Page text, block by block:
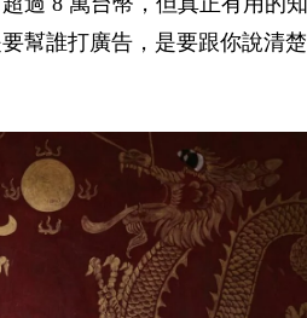
幫誰打廣告，是要跟你說清